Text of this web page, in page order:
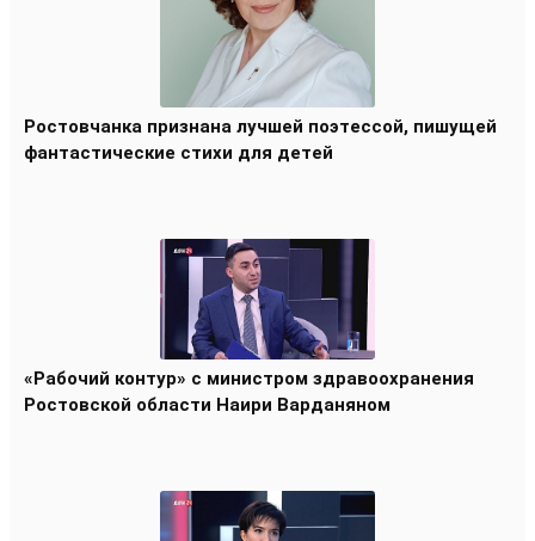
Ростовчанка признана лучшей поэтессой, пишущей
фантастические стихи для детей
«Рабочий контур» с министром здравоохранения
Ростовской области Наири Варданяном